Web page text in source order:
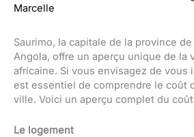
Marcelle
Saurimo, la capitale de la province
Angola, offre un aperçu unique de la
africaine. Si vous envisagez de vous
est essentiel de comprendre le coût
ville. Voici un aperçu complet du
Le logement